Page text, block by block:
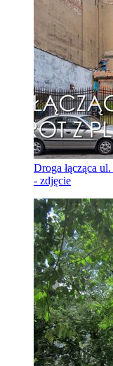
Droga łącząca
- zdjęcie